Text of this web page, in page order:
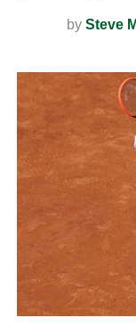
by Steve